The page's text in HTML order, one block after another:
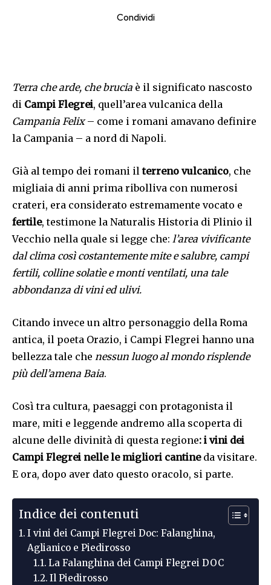
Condividi
Terra che arde, che brucia è il significato nascosto
di Campi Flegrei, quell’area vulcanica della
Campania Felix– come i romani amavano definire
la Campania – a nord di Napoli.
Già al tempo dei romani ilterreno vulcanico, che
migliaia di anni prima ribolliva con numerosi
crateri, era considerato estremamente vocato e
fertile, testimone la Naturalis Historia di Plinio il
Vecchio nella quale si legge che: l’area vivificante
dal clima così costantemente mite e salubre, campi
fertili, colline solatìe e monti ventilati, una tale
abbondanza di vini ed ulivi.
Citando invece un altro personaggio della Roma
antica, il poeta Orazio, i Campi Flegrei hanno una
bellezza tale che nessun luogo al mondo risplende
più dell’amena Baia.
Così tra cultura, paesaggi con protagonista il
mare, miti e leggende andremo alla scoperta di
alcune delle divinità di questa regione: i vini dei
Campi Flegrei nelle le migliori cantineda visitare.
E ora, dopo aver dato questo oracolo, si parte.
Indice dei contenuti
I vini dei Campi Flegrei Doc: Falanghina,
Aglianico e Piedirosso
La Falanghina dei Campi Flegrei DOC
Il Piedirosso